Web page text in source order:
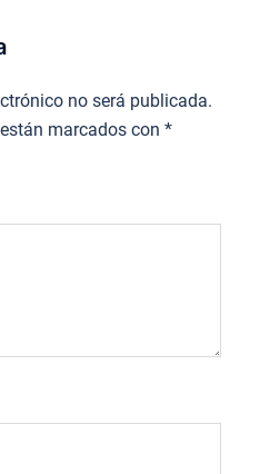
no será publicada.
marcados con *